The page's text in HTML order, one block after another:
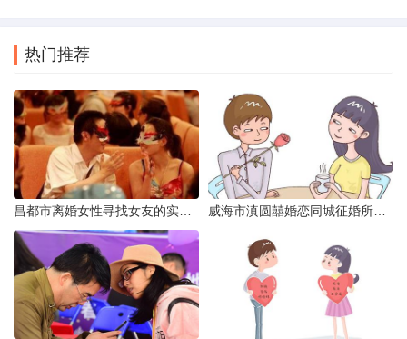
热门推荐